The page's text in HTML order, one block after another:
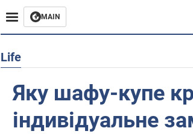
MAIN
Європа
Азія
Life
Яку шафу-купе
індивідуальне